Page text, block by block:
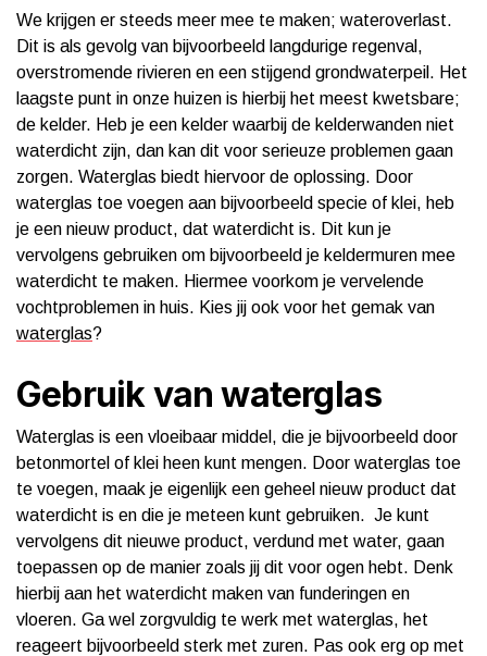
We krijgen er steeds meer mee te maken; wateroverlast.
Dit is als gevolg van bijvoorbeeld langdurige regenval,
overstromende rivieren en een stijgend grondwaterpeil. Het
laagste punt in onze huizen is hierbij het meest kwetsbare;
de kelder. Heb je een kelder waarbij de kelderwanden niet
waterdicht zijn, dan kan dit voor serieuze problemen gaan
zorgen. Waterglas biedt hiervoor de oplossing. Door
waterglas toe voegen aan bijvoorbeeld specie of klei, heb
je een nieuw product, dat waterdicht is. Dit kun je
vervolgens gebruiken om bijvoorbeeld je keldermuren mee
waterdicht te maken. Hiermee voorkom je vervelende
vochtproblemen in huis. Kies jij ook voor het gemak van
waterglas?
Gebruik van waterglas
Waterglas is een vloeibaar middel, die je bijvoorbeeld door
betonmortel of klei heen kunt mengen. Door waterglas toe
te voegen, maak je eigenlijk een geheel nieuw product dat
waterdicht is en die je meteen kunt gebruiken. Je kunt
vervolgens dit nieuwe product, verdund met water, gaan
toepassen op de manier zoals jij dit voor ogen hebt. Denk
hierbij aan het waterdicht maken van funderingen en
vloeren. Ga wel zorgvuldig te werk met waterglas, het
reageert bijvoorbeeld sterk met zuren. Pas ook erg op met